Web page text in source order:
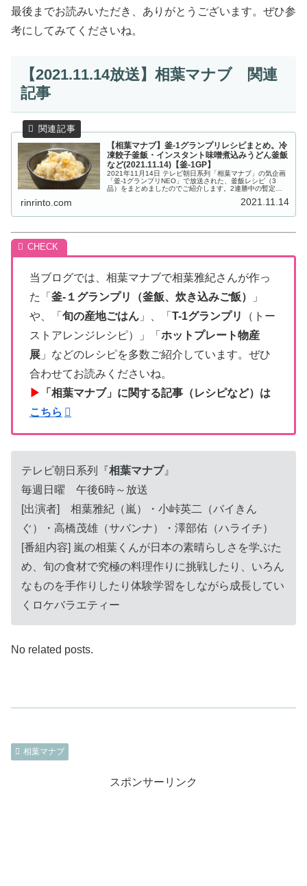
最後までお読みいただき、ありがとうございます。ぜひ参
考にしてみてくださいね。
【2021.11.14放送】相葉マナブ 関連
記事
【相葉マナブ】釜-1グランプリレシピまとめ。冷
凍餃子釜飯・インスタント味噌煮込みうどん釜飯
など(2021.11.14)【釜-1GP】
2021年11月14日 テレビ朝日系列「相葉マナブ」の気企画
「釜-1グランプリNEO」で放送された、釜飯レシピ（3
品）をまとめましたのでご紹介します。2連勝中の暫定チ
rinrinto.com 2021.11.14
当ブログでは、相葉マナブで相葉雅紀さんが作っ
た「 釜-１グランプリ（釜飯、炊き込みご飯）
」
や、「 旬の産地ごはん 」、「 T-1グランプリ
（トー
ストアレンジレシピ）」「 ホットプレート物産
展 」などのレシピを多数ご紹介しています。ぜひ
合わせてお読みくださいね。
▶
「相葉マナブ」に関する記事（レシピなど）は
こちら
テレビ朝日系列『相葉マナブ』
毎週日曜 午後6時～放送
[出演者] 相葉雅紀（嵐）・小峠英二（バイきん
ぐ）・高橋茂雄（サバンナ）・澤部佑（ハライチ）
[番組内容] 嵐の相葉くんが日本の素晴らしさを学ぶた
め、旬の食材で究極の料理作りに挑戦したり、いろん
なものを手作りしたり体験学習をしながら成長してい
くロケバラエティー
No related posts.
相葉マナブ
スポンサーリンク